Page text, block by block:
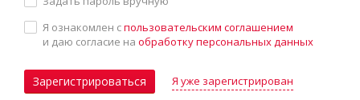
Я ознакомлен спользовательским соглашением
и даю согласие на обработку персональных данных
Зарегистрироваться Я уже зарегистрирован